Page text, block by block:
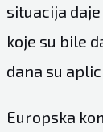
situacija
koje su bile
dana su
Europska